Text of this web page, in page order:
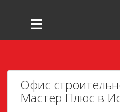
≡
Офис
Мастер Плюс в